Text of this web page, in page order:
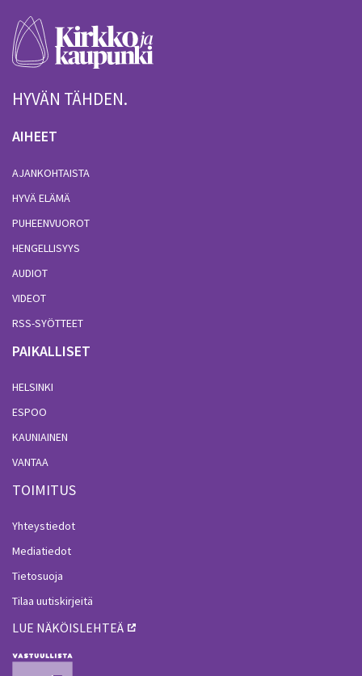
HYVÄN TÄHDEN.
AIHEET
AJANKOHTAISTA
HYVÄ ELÄMÄ
PUHEENVUOROT
HENGELLISYYS
AUDIOT
VIDEOT
RSS-SYÖTTEET
PAIKALLISET
HELSINKI
ESPOO
KAUNIAINEN
VANTAA
TOIMITUS
Yhteystiedot
Mediatiedot
Tietosuoja
Tilaa uutiskirjeitä
LUE NÄKÖISLEHTEÄ